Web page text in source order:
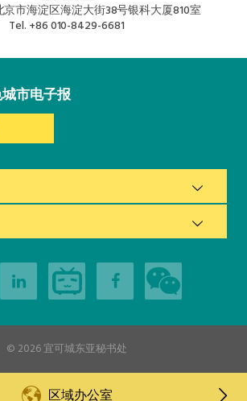
京市海淀区海淀大街38号银科大厦810室
Tel. +86 010-8429-6681
市电子报
© 2026宜可城东亚秘书处
区域办公室